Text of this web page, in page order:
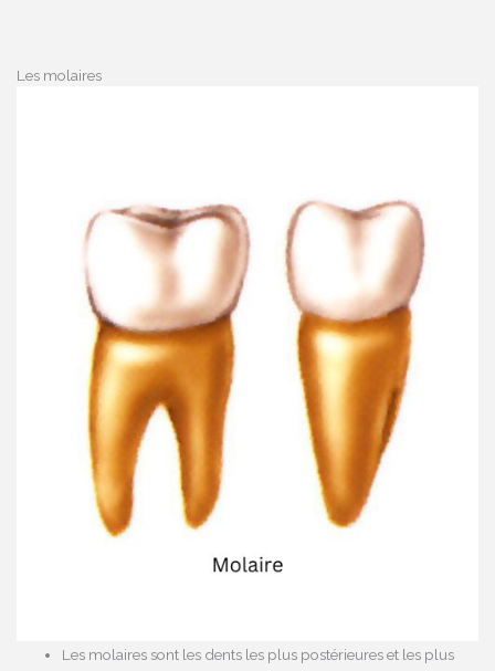
Les molaires
Les molaires sont les dents les plus postérieures et les plus